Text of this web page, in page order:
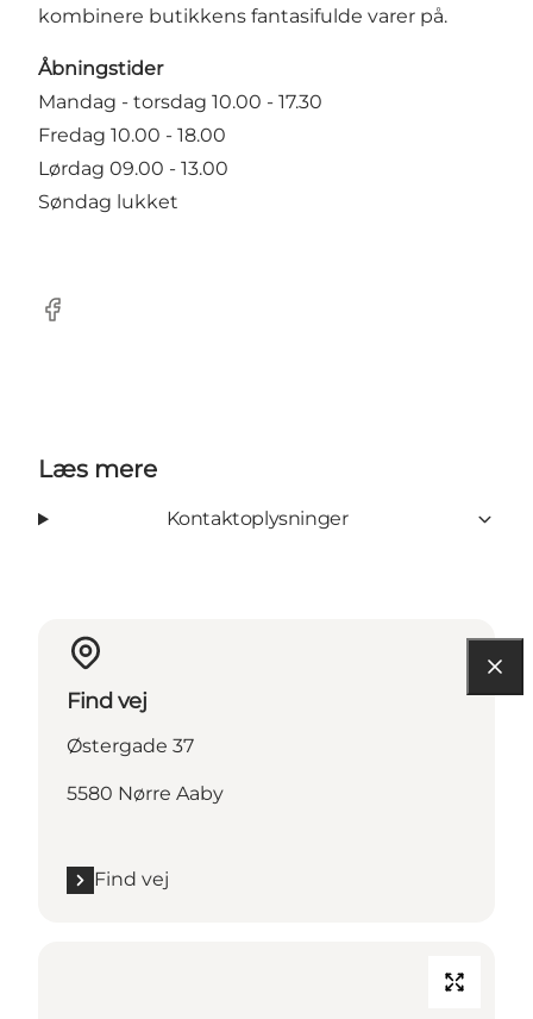
kombinere butikkens fantasifulde varer på.
Åbningstider
Mandag - torsdag 10.00 - 17.30
Fredag 10.00 - 18.00
Lørdag 09.00 - 13.00
Søndag lukket
Facebook
Læs mere
Kontaktoplysninger
Find vej
Østergade 37
5580 Nørre Aaby
Find vej